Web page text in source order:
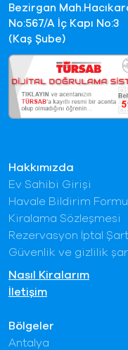
Bölgeler
Antalya
Hakkımızda
Ev Sahibi Girişi
Havale Bildirim Formu
Kiralama Sözleşmesi
Rezervasyon İptal
Güvenlik ve gizlilik
Nasıl Kiralarım
İletişim
Bezirgan
No:567/A İç Kapı No:3
(Kaş Şube)